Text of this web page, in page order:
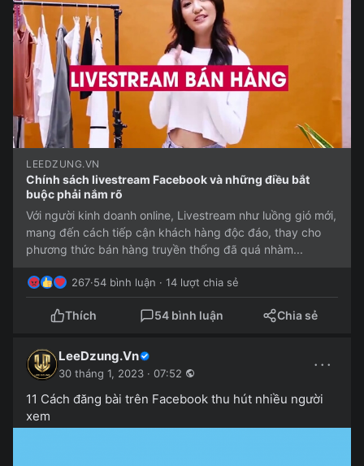
LEEDZUNG.VN
Chính sách livestream Facebook và những điều bắt
buộc phải nắm rõ
Với người kinh doanh online, Livestream như luồng gió mới,
mang đến cách tiếp cận khách hàng độc đáo, thay cho
phương thức bán hàng truyền thống đã quá nhàm...
267·54 bình luận · 14 lượt chia sẻ
Thích 54 bình luận Chia sẻ
LeeDzung.Vn
30 tháng 1, 2023 · 07:52 ···
11 Cách đăng bài trên Facebook thu hút nhiều người
xem